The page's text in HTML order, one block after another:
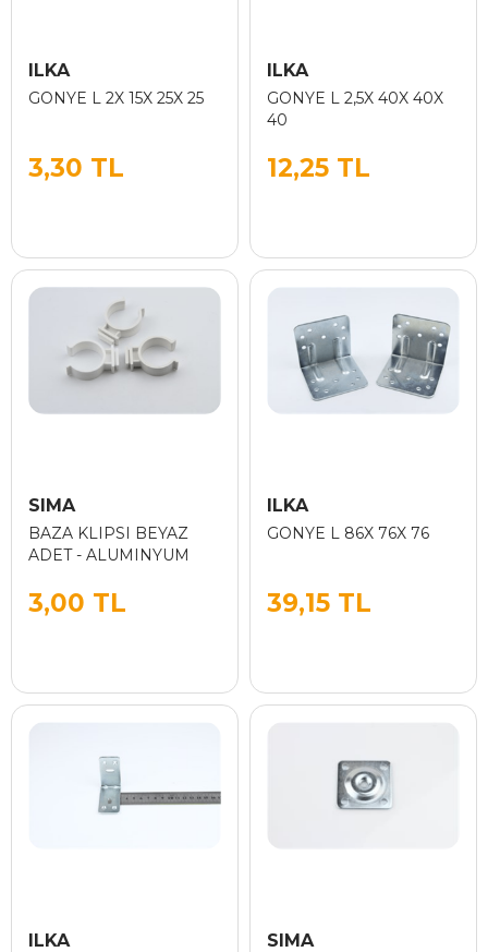
ILKA
GONYE L 2X 15X 25X 25
3,30 TL
ILKA
GONYE L 2,5X 40X 40X
40
12,25 TL
SIMA
BAZA KLIPSI BEYAZ
ADET - ALUMINYUM
3,00 TL
ILKA
GONYE L 86X 76X 76
39,15 TL
ILKA SIMA